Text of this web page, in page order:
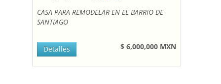
CASA PARA REMODELAR EN EL BARRIO DE
SANTIAGO
$ 6,000,000 MXN
Detalles